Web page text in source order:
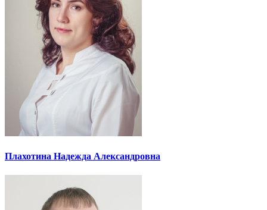
Плахотина Надежда Александровна